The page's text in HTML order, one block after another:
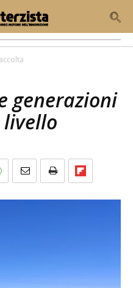
generazioni
livello